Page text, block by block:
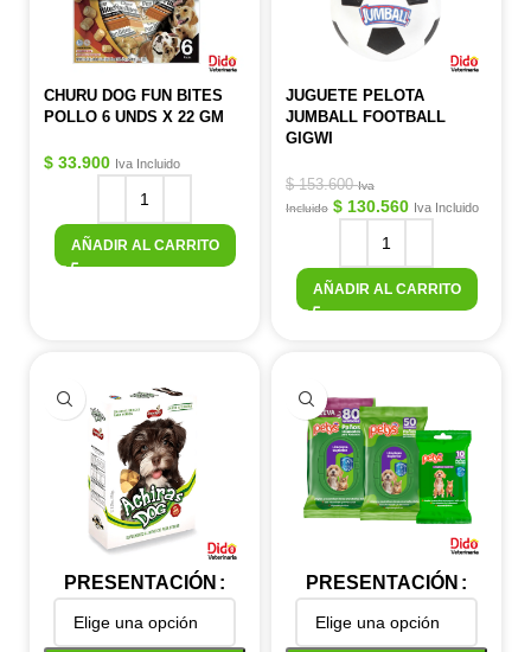
CHURU DOG FUN BITES
POLLO 6 UNDS X 22 GM
$ 33.900 Iva Incluido
AÑADIR AL CARRITO
JUGUETE PELOTA
JUMBALL FOOTBALL
GIGWI
$153.600 Iva
Incluido $ 130.560 Iva Incluido
AÑADIR AL CARRITO
PRESENTACIÓN PRESENTACIÓN